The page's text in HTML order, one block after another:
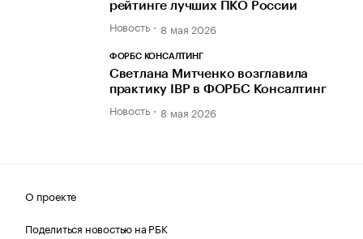
рейтинге лучших ПКО России
Новость 8 мая 2026
ФОРБС КОНСАЛТИНГ
Светлана Митченко возглавила
практику IBP в ФОРБС Консалтинг
Новость 8 мая 2026
О проекте
Поделиться новостью на РБК